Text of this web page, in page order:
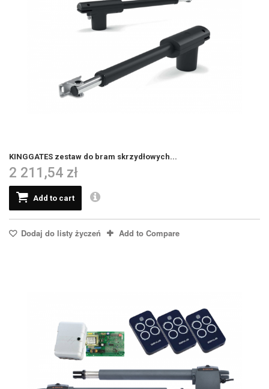
KINGGATES zestaw do bram skrzydłowych...
2 211,54 zł
Add to cart
Dodaj do listy życzeń Add to Compare